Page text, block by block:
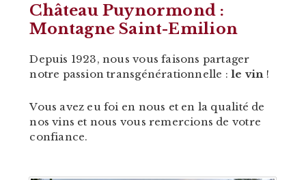
Château Puynormond :
Montagne Saint-Emilion
Depuis 1923, nous vous faisons partager
notre passion transgénérationnelle :le vin!
Vous avez eu foi en nous et en la qualité de
nos vins et nous vous remercions de votre
confiance.